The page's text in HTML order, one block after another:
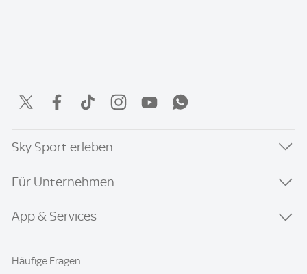
Sky Sport erleben
Für Unternehmen
App & Services
Häufige Fragen